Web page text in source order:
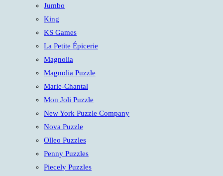
Jumbo
King
KS Games
La Petite Épicerie
Magnolia
Magnolia Puzzle
Marie-Chantal
Mon Joli Puzzle
New York Puzzle Company
Nova Puzzle
Olleo Puzzles
Penny Puzzles
Piecely Puzzles